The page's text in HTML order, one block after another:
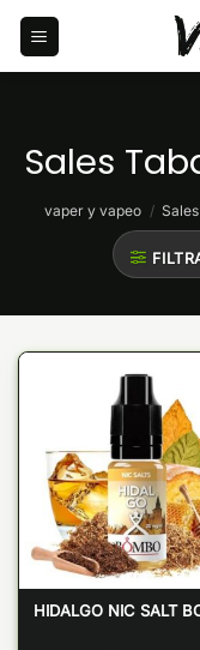
Saltar
contenido
Sales
vaper y vapeo /
HIDALGO NIC SALT